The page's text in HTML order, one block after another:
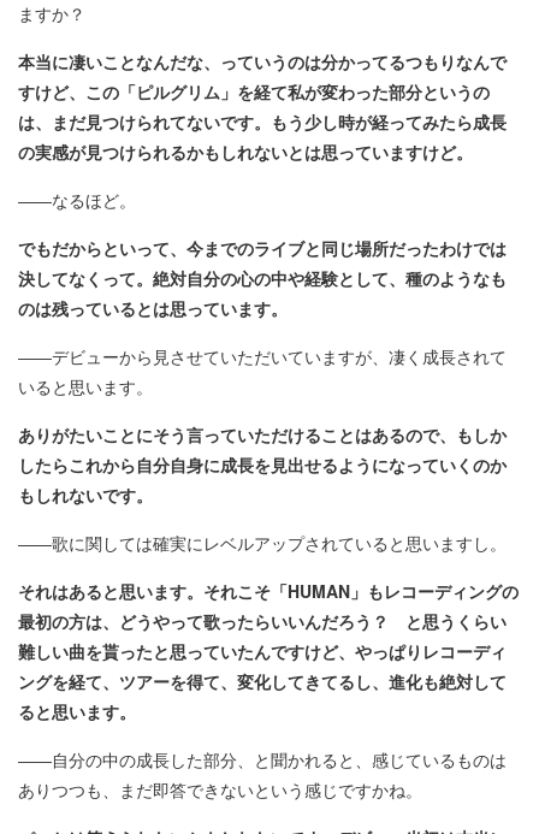
ますか？
本当に凄いことなんだな、っていうのは分かってるつもりなんで
すけど、この「ピルグリム」を経て私が変わった部分というの
は、まだ見つけられてないです。もう少し時が経ってみたら成長
の実感が見つけられるかもしれないとは思っていますけど。
――なるほど。
でもだからといって、今までのライブと同じ場所だったわけでは
決してなくって。絶対自分の心の中や経験として、種のようなも
のは残っているとは思っています。
――デビューから見させていただいていますが、凄く成長されて
いると思います。
ありがたいことにそう言っていただけることはあるので、もしか
したらこれから自分自身に成長を見出せるようになっていくのか
もしれないです。
――歌に関しては確実にレベルアップされていると思いますし。
それはあると思います。それこそ「HUMAN」もレコーディングの
最初の方は、どうやって歌ったらいいんだろう？ と思うくらい
難しい曲を貰ったと思っていたんですけど、やっぱりレコーディ
ングを経て、ツアーを得て、変化してきてるし、進化も絶対して
ると思います。
――自分の中の成長した部分、と聞かれると、感じているものは
ありつつも、まだ即答できないという感じですかね。